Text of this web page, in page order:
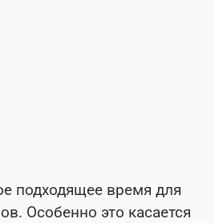
подходящее время для
Особенно это касается